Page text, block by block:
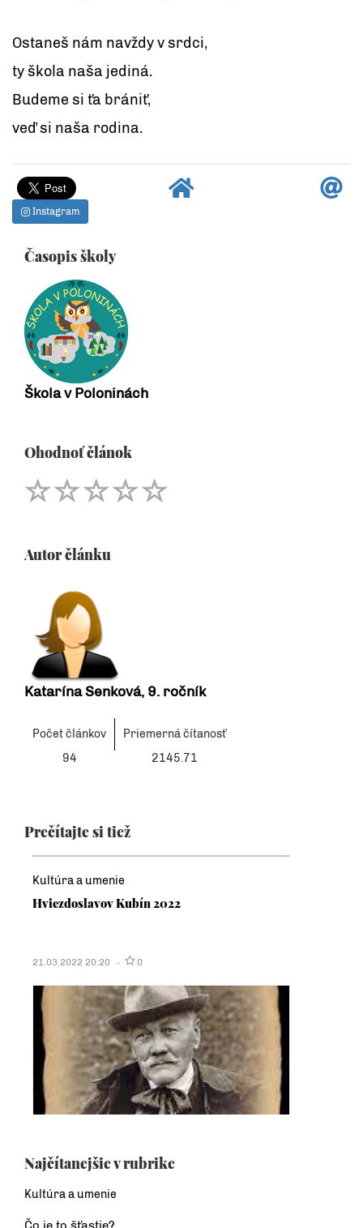
Ostaneš nám navždy v srdci,
ty škola naša jediná.
Budeme si ťa brániť,
veď si naša rodina.
Instagram
Časopis školy
Škola v Poloninách
Ohodnoť článok
Autor článku
Katarína Senková, 9. ročník
Počet článkov
Priemerná čítanosť
94
2145.71
Prečítajte si tiež
Kultúra a umenie
Hviezdoslavov Kubín 2022
21.03.2022 20:20 0
Najčítanejšie v rubrike
Kultúra a umenie